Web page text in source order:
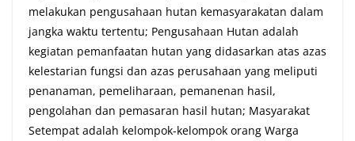
melakukan pengusahaan hutan kemasyarakatan dalam
jangka waktu tertentu; Pengusahaan Hutan adalah
kegiatan pemanfaatan hutan yang didasarkan atas azas
kelestarian fungsi dan azas perusahaan yang meliputi
penanaman, pemeliharaan, pemanenan hasil,
pengolahan dan pemasaran hasil hutan; Masyarakat
Setempat adalah kelompok-kelompok orang Warga